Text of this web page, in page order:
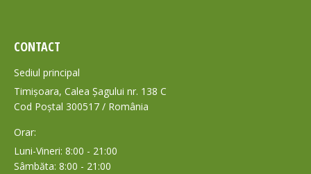
CONTACT
Sediul principal
Timișoara, Calea Șagului nr. 138 C
Cod Poștal 300517 / România
Orar:
Luni-Vineri: 8:00 - 21:00
Sâmbăta: 8:00 - 21:00